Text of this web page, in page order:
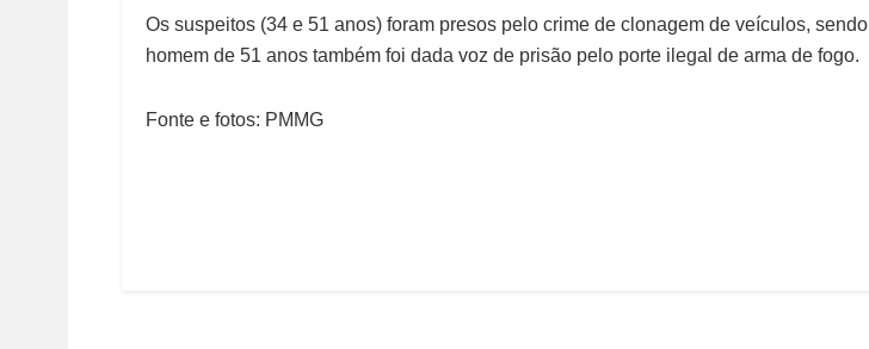
Os suspeitos (34 e 51 anos) foram presos pelo crime de clonagem de veículos, sendo
homem de 51 anos também foi dada voz de prisão pelo porte ilegal de arma de fogo.
Fonte e fotos: PMMG